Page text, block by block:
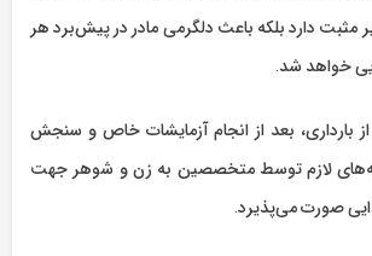
مثبت دارد بلکه باعث دلگرمی مادر در پیش‌برد هر
خواهد شد.
از بارداری، بعد از انجام آزمایشات خاص و سنجش
لازم توسط متخصصین به زن و شوهر جهت
صورت می‌پذیرد.